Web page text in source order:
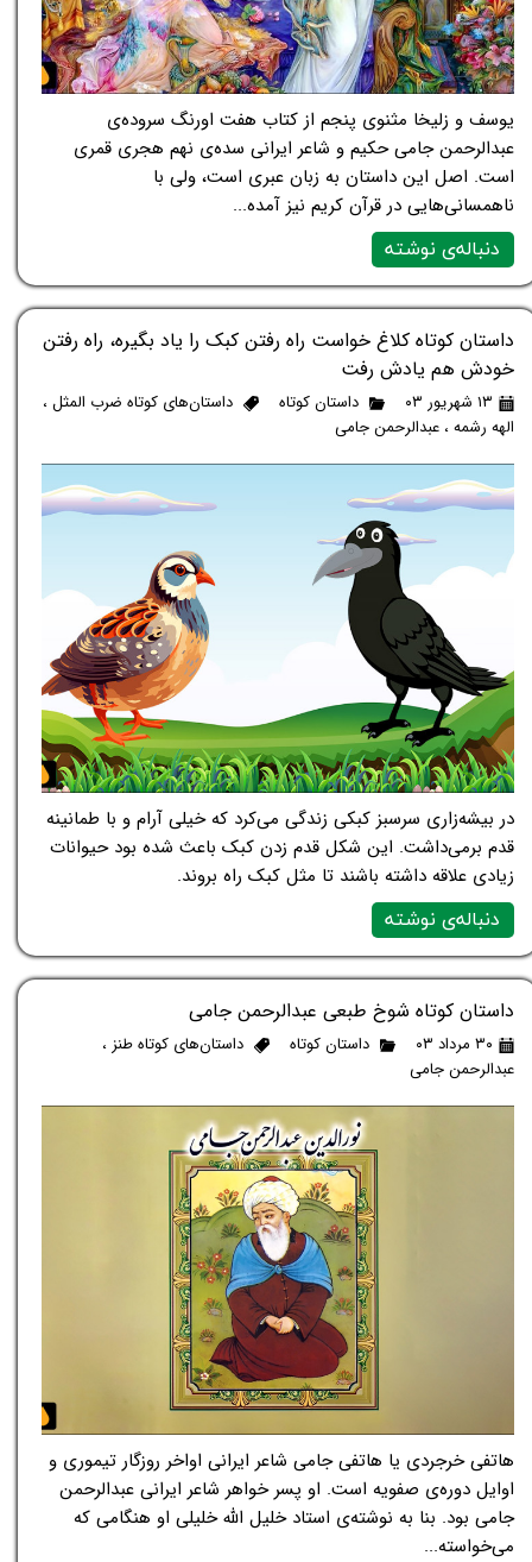
یوسف و زلیخا مثنوی پنجم از کتاب هفت اورنگ سروده‌ی
عبدالرحمن جامی حکیم و شاعر ایرانی سده‌ی نهم هجری قمری
است. اصل این داستان به زبان عبری است، ولی با
ناهمسانی‌هایی در قرآن کریم نیز آمده...
دنباله‌ی نوشته
داستان کوتاه کلاغ خواست راه رفتن کبک را یاد بگیره، راه رفتن
خودش هم یادش رفت
۱۳ شهریور ۰۳ داستان کوتاه داستان‌های کوتاه ضرب المثل،
الهه رشمه، عبدالرحمن جامی
در بیشه‌زاری سرسبز کبکی زندگی می‌کرد که خیلی آرام و با طمانینه
قدم برمی‌داشت. این شکل قدم زدن کبک باعث شده بود حیوانات
زیادی علاقه داشته باشند تا مثل کبک راه بروند.
دنباله‌ی نوشته
داستان کوتاه شوخ طبعی عبدالرحمن جامی
۳۰ مرداد ۰۳ داستان کوتاه داستان‌های کوتاه طنز ،
عبدالرحمن جامی
هاتفی خرجردی یا هاتفی جامی شاعر ایرانی اواخر روزگار تیموری و
اوایل دوره‌ی صفویه است. او پسر خواهر شاعر ایرانی عبدالرحمن
جامی بود. بنا به نوشته‌ی استاد خلیل الله خلیلی او هنگامی که
می‌خواسته...